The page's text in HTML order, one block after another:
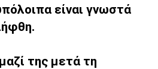
είναι γνωστά
της μετά τη